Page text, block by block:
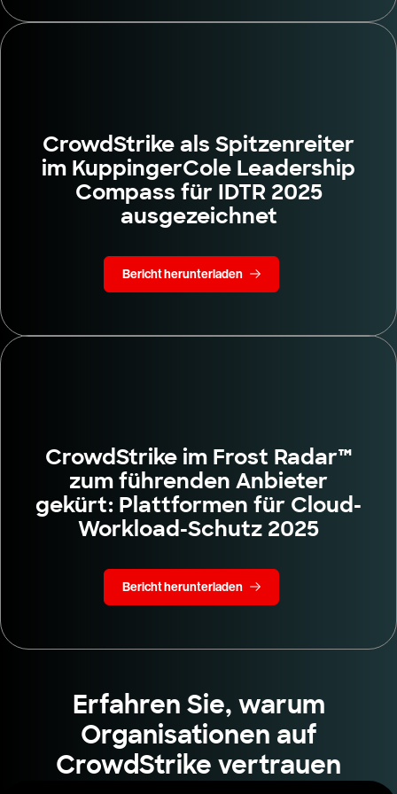
CrowdStrike als Spitzenreiter
im KuppingerCole Leadership
Compass für IDTR 2025
ausgezeichnet
Bericht herunterladen
CrowdStrike im Frost Radar™
zum führenden Anbieter
gekürt: Plattformen für Cloud-
Workload-Schutz 2025
Bericht herunterladen
Erfahren Sie, warum
Organisationen auf
CrowdStrike vertrauen